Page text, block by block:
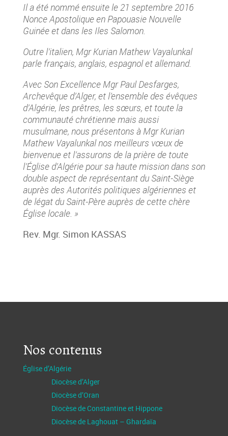
Il a été nommé ensuite le 21 septembre 2016
Nonce Apostolique en Papouasie Nouvelle
Guinée et dans les Iles Salomon.
Outre l’italien, MgrKurian Mathew Vayalunkal
parle français, anglais, espagnol et allemand.
Avec Son Excellence Mgr Paul Desfarges,
Archevêque d’Alger, et l’ensemble des évêques
d’Algérie, les prêtres, les sœurs, et toute la
communauté chrétienne mais aussi
musulmane, nous présentons à MgrKurian
Mathew Vayalunkal nos meilleurs vœux de
bienvenue et l’assurons de la prière de toute
l’Église d’Algérie pour sa haute mission dans son
double aspect de représentant du Saint-Siège
auprès des Autorités politiques algériennes et
de légat du Saint-Père auprès de cette chère
Église locale. »
Rev. Mgr. Simon KASSAS
Nos contenus
Église d’Algérie
Diocèse d’Alger
Diocèse d’Oran
Diocèse de Constantine et Hippone
Diocèse de Laghouat – Ghardaïa